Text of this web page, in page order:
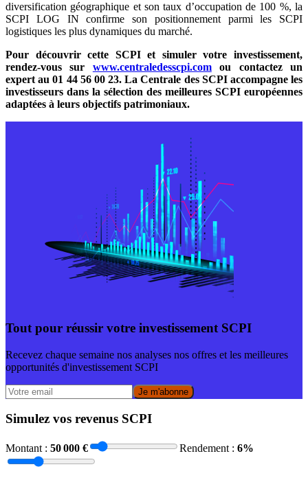
diversification géographique et son taux d’occupation de 100 %, la
SCPI LOG IN confirme son positionnement parmi les SCPI
logistiques les plus dynamiques du marché.
Pour découvrir cette SCPI et simuler votre investissement,
rendez-vous sur www.centraledesscpi.comou contactez un
expert au 01 44 56 00 23. La Centrale des SCPI accompagne les
investisseurs dans la sélection des meilleures SCPI européennes
adaptées à leurs objectifs patrimoniaux.
Tout pour réussir votre investissement SCPI
Recevez chaque semaine nos analyses nos offres et les meilleures
opportunités d'investissement SCPI
Je m'abonne
Simulez vos revenus SCPI
Montant : 50 000 € Rendement : 6%